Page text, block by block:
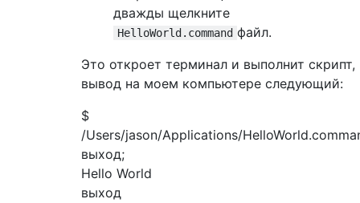
дважды щелкните
HelloWorld.command файл.
Это откроет терминал и выполнит скрипт,
вывод на моем компьютере следующий:
$
/Users/jason/Applications/
выход;
Hello World
выход